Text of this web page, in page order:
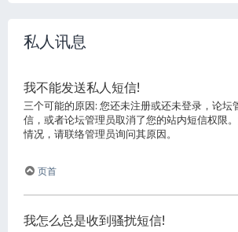
私人讯息
我不能发送私人短信!
三个可能的原因: 您还未注册或还未登录，论坛
信，或者论坛管理员取消了您的站内短信权限
情况，请联络管理员询问其原因。
页首
我怎么总是收到骚扰短信!